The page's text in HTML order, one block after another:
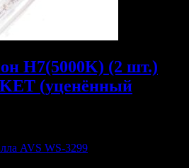
H7(5000K) (2 шт.)
(уценённый